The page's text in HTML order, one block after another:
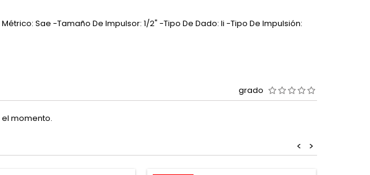
Sae -Tamaño De Impulsor: 1/2" -Tipo De Dado: Ii -Tipo De Impulsión:
grado
momento.
>
<